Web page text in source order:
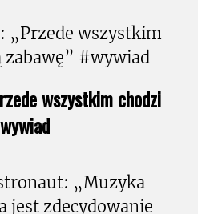
wszystkim chodzi